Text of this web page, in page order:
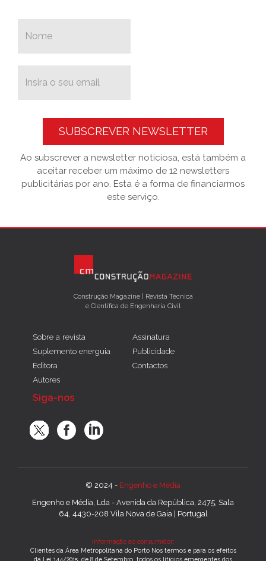
SUBSCREVER NEWSLETTER
Ao subscrever a newsletter noticiosa, está também a
aceitar receber um máximo de 12 newsletters
publicitárias por ano. Esta é a forma de financiarmos
este serviço.
Construção Magazine | Revista Técnica
e Científica de Engenharia Civil
Sobre a revista
Suplemento energuia
Editora
Autores
Assinatura
Publicidade
Contactos
Siga-nos
© 2024 - Engenho e Média
Engenho e Média, Lda - Avenida da República, 2475, Sala
64, 4430-208 Vila Nova de Gaia | Portugal
Informação ao consumidor:
Clientes da Área Metropolitana do Porto Nos termos e para os efeitos
da Lei 144/2015, de 8 de Setembro, todos os litígios emergentes dos